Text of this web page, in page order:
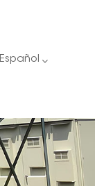
Español
English
Deutsch